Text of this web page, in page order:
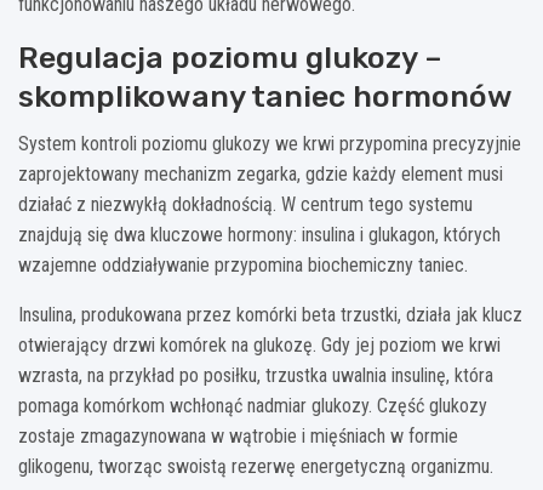
Regulacja poziomu glukozy –
skomplikowany taniec hormonów
System kontroli poziomu glukozy we krwi przypomina precyzyjnie
zaprojektowany mechanizm zegarka, gdzie każdy element musi
działać z niezwykłą dokładnością. W centrum tego systemu
znajdują się dwa kluczowe hormony: insulina i glukagon, których
wzajemne oddziaływanie przypomina biochemiczny taniec.
Insulina, produkowana przez komórki beta trzustki, działa jak klucz
otwierający drzwi komórek na glukozę. Gdy jej poziom we krwi
wzrasta, na przykład po posiłku, trzustka uwalnia insulinę, która
pomaga komórkom wchłonąć nadmiar glukozy. Część glukozy
zostaje zmagazynowana w wątrobie i mięśniach w formie
glikogenu, tworząc swoistą rezerwę energetyczną organizmu.